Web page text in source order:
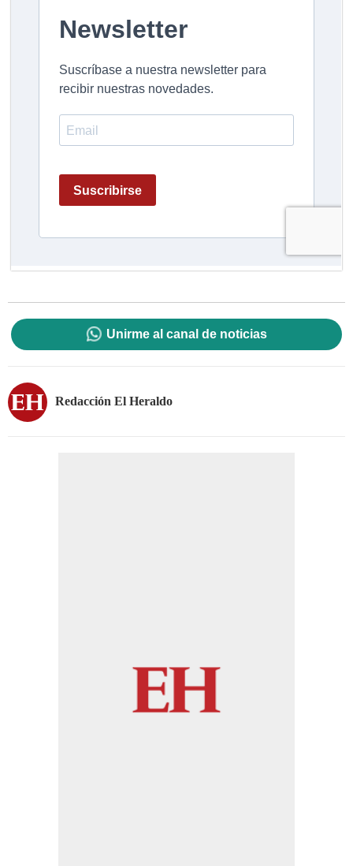
Unirme al canal de noticias
Redacción El Heraldo